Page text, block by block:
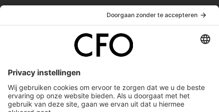
Vacatures
Service & Contact
Werken bij ons
Privacy Statement
Algemene Voorwaarden